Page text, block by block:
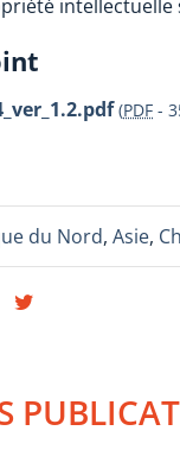
intellectuelle
(PDF -
du Nord, Asie,